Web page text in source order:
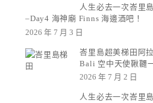
人生必去一次峇里
–Day4 海神廟 Finns 海邊酒吧！
2026 年 7 月 3 日
峇里島超美梯田阿
Bali 空中天使鞦韆
2026 年 7 月 2 日
人生必去一次峇里